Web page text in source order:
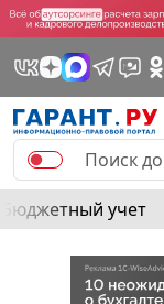
Бюджетный учет